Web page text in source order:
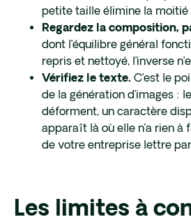
petite taille élimine la
Regardez la composition,
dont l’équilibre général
repris et nettoyé, l’inverse
Vérifiez le texte. C’est le
de la génération d’images :
déforment, un caractère
apparaît là où elle n’a rien à
de votre entreprise lettre
Les limites à